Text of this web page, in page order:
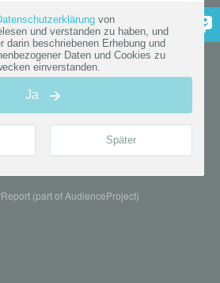
(part of AudienceProject)